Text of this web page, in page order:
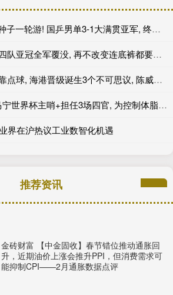
安联 连爆大冷4号8号种子一轮游! 国乒男单3-1大满贯亚军, 终于首胜了
天牛宝 30战3胜! 中超四队亚冠全军覆没, 再不改变连底裤都要输没了
祥盛期权 11打10还要靠点球, 海港晋级诞生3个不可思议, 陈威立下大功
驰赢策略 圆梦! 47岁马宁世界杯主哨+担任3场四官, 为控制体脂率不吃红肉!
界在沪热议工业数智化机遇
推荐资讯
金砖财富 【中金固收】春节错位推动通胀回
升，近期油价上涨会推升PPI，但消费需求可
能抑制CPI——2月通胀数据点评